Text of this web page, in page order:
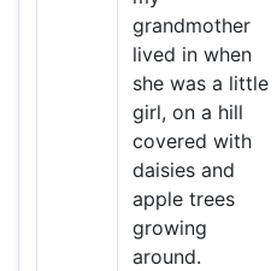
grandmother
lived in when
she was a little
girl, on a hill
covered with
daisies and
apple trees
growing
around.